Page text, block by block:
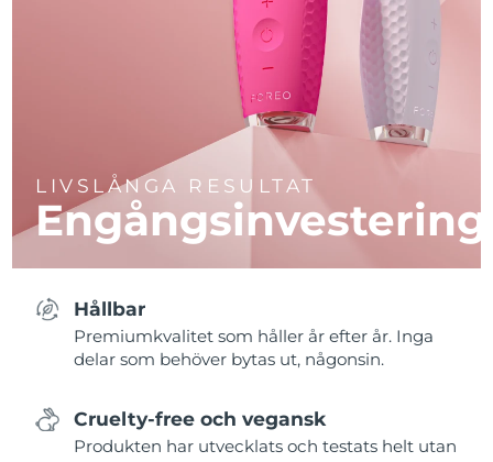
LIVSLÅNGA RESULTAT
Engångsinvestering
Hållbar
Premiumkvalitet som håller år efter år. Inga
delar som behöver bytas ut, någonsin.
Cruelty-free och vegansk
Produkten har utvecklats och testats helt utan